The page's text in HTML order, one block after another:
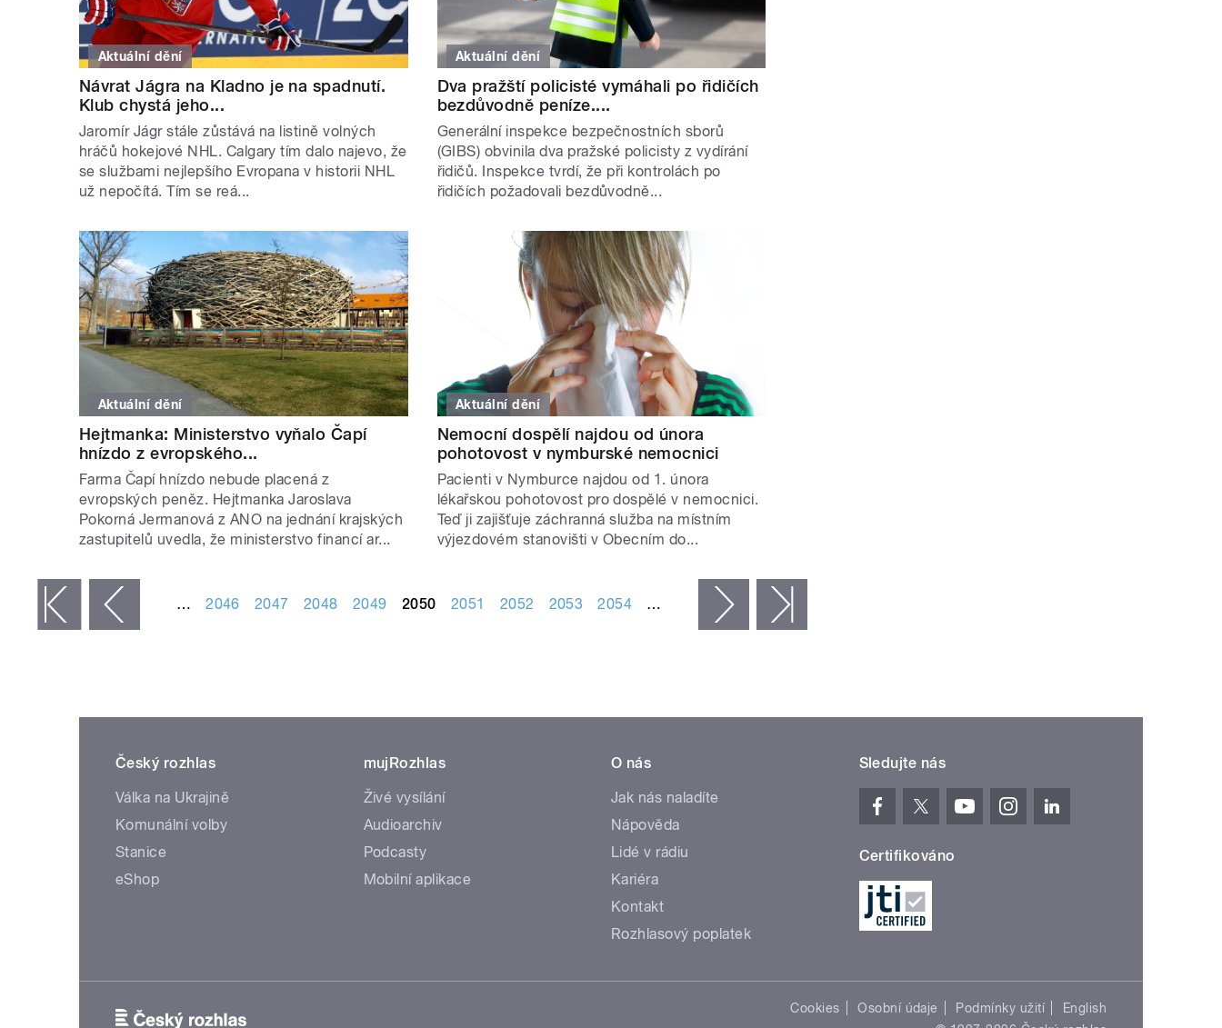
Aktuální dění
Návrat Jágra na Kladno je na spadnutí.
Klub chystá jeho...
Jaromír Jágr stále zůstává na listině volných
hráčů hokejové NHL. Calgary tím dalo najevo, že
se službami nejlepšího Evropana v historii NHL
už nepočítá. Tím se reá...
Aktuální dění
Dva pražští policisté vymáhali po řidičích
bezdůvodně peníze....
Generální inspekce bezpečnostních sborů
(GIBS) obvinila dva pražské policisty z vydírání
řidičů. Inspekce tvrdí, že při kontrolách po
řidičích požadovali bezdůvodně...
Aktuální dění
Hejtmanka: Ministerstvo vyňalo Čapí
hnízdo z evropského...
Farma Čapí hnízdo nebude placená z
evropských peněz. Hejtmanka Jaroslava
Pokorná Jermanová z ANO na jednání krajských
zastupitelů uvedla, že ministerstvo financí ar...
Aktuální dění
Nemocní dospělí najdou od února
pohotovost v nymburské nemocnici
Pacienti v Nymburce najdou od 1. února
lékařskou pohotovost pro dospělé v nemocnici.
Teď ji zajišťuje záchranná služba na místním
výjezdovém stanovišti v Obecním do...
‹ předchozí … 2046 2047 2048 2049 2050 2051 2052 2053 2054 … následující ›
Český rozhlas
Válka na Ukrajině
Komunální volby
Stanice
eShop
mujRozhlas
Živé vysílání
Audioarchiv
Podcasty
Mobilní aplikace
O nás
Jak nás naladíte
Nápověda
Lidé v rádiu
Kariéra
Kontakt
Rozhlasový poplatek
Sledujte nás
Certifikováno
Cookies Osobní údaje Podmínky užití
English